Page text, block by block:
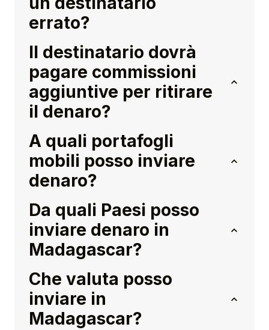
errato?
Il destinatario dovrà
pagare commissioni
aggiuntive per ritirare
il denaro?
A quali portafogli
mobili posso inviare
denaro?
Da quali Paesi posso
inviare denaro in
Madagascar?
Che valuta posso
inviare in
Madagascar?